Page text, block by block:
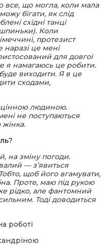
що могла, коли мала
бігати, як слід
східні танці
Коли
протезист
це мені
для довгої
я намагаюсь це робити.
виходити. Я в це
сходами,
людиною.
не поступаються
на зміну погоди.
— з’явиться
щоб його вгамувати,
Проте, маю під рукою
рідко, але фантомний
Тоді доводиться
роботі